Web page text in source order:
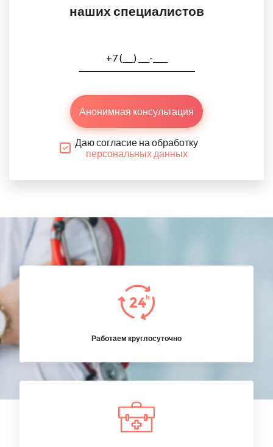
наших специалистов
Анонимная консультация
Даю согласие на обработку
персональных данных
Работаем круглосуточно